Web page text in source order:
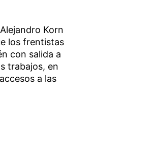
Korn
los frentistas
con salida a
trabajos, en
a las